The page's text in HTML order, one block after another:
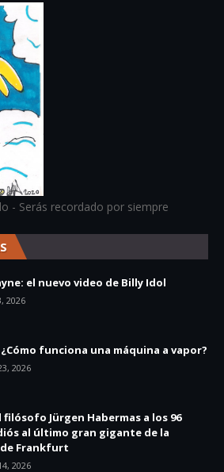
- Serás recordado por siempre
el nuevo video de Billy Idol
2026
funciona una máquina a vapor?
2026
filósofo Jürgen Habermas a los 96
al último gran gigante de la
de Frankfurt
2026